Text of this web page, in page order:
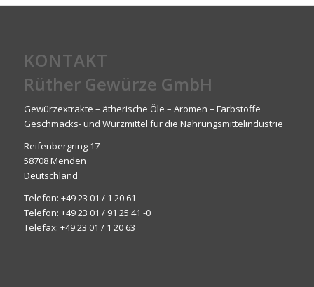
KONTAKT
Rüther Gewürze GmbH
Gewürzextrakte – ätherische Öle – Aromen – Farbstoffe
Geschmacks- und Würzmittel für die Nahrungsmittelindustrie
Reifenbergring 17
58708 Menden
Deutschland
Telefon: +49 23 01 / 1 20 61
Telefon: +49 23 01 / 91 25 41 -0
Telefax: +49 23 01 / 1 20 63